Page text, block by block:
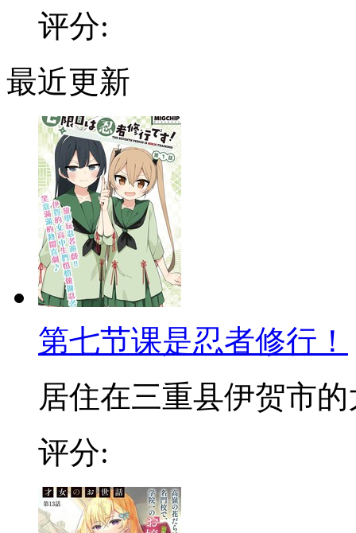
评分:
最近更新
第七节课是忍者修行！
居住在三重县伊贺市的
评分: